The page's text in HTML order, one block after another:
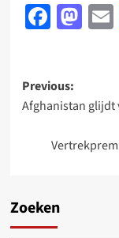
Post
Previous:
Afghanistan glijdt
Zoeken